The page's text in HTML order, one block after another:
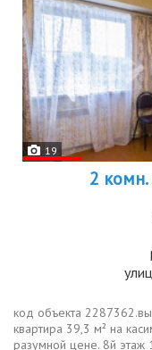
19
2 комн.
код объекта
квартира 39,3 м² на
разумной цене. 8й этаж